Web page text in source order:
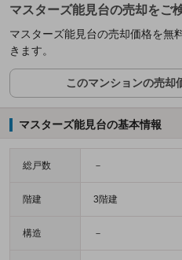
マスターズ能見台の売却をご
マスターズ能見台の売却価格を無
きます。
このマンションの売却
マスターズ能見台の基本情報
総戸数 －
階建 3階建
構造 －